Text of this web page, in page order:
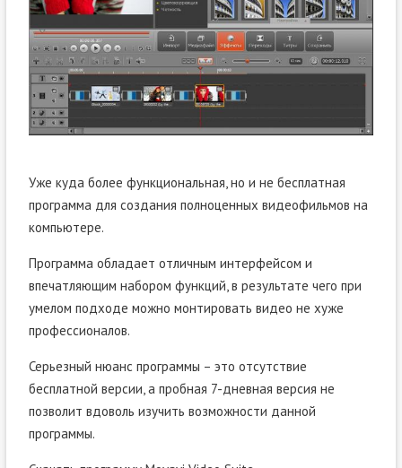
Уже куда более функциональная, но и не бесплатная
программа для создания полноценных видеофильмов на
компьютере.
Программа обладает отличным интерфейсом и
впечатляющим набором функций, в результате чего при
умелом подходе можно монтировать видео не хуже
профессионалов.
Серьезный нюанс программы – это отсутствие
бесплатной версии, а пробная 7-дневная версия не
позволит вдоволь изучить возможности данной
программы.